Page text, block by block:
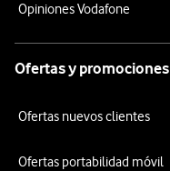
Opiniones Vodafone
Ofertas y promociones
Ofertas nuevos clientes
Ofertas portabilidad móvil